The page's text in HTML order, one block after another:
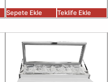
Sepete Ekle Teklife Ekle